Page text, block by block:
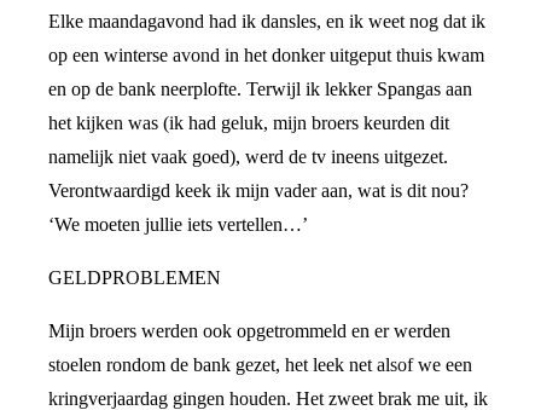
Elke maandagavond had ik dansles, en ik weet nog dat ik
op een winterse avond in het donker uitgeput thuis kwam
en op de bank neerplofte. Terwijl ik lekker Spangas aan
het kijken was (ik had geluk, mijn broers keurden dit
namelijk niet vaak goed), werd de tv ineens uitgezet.
Verontwaardigd keek ik mijn vader aan, wat is dit nou?
‘We moeten jullie iets vertellen…’
GELDPROBLEMEN
Mijn broers werden ook opgetrommeld en er werden
stoelen rondom de bank gezet, het leek net alsof we een
kringverjaardag gingen houden. Het zweet brak me uit, ik